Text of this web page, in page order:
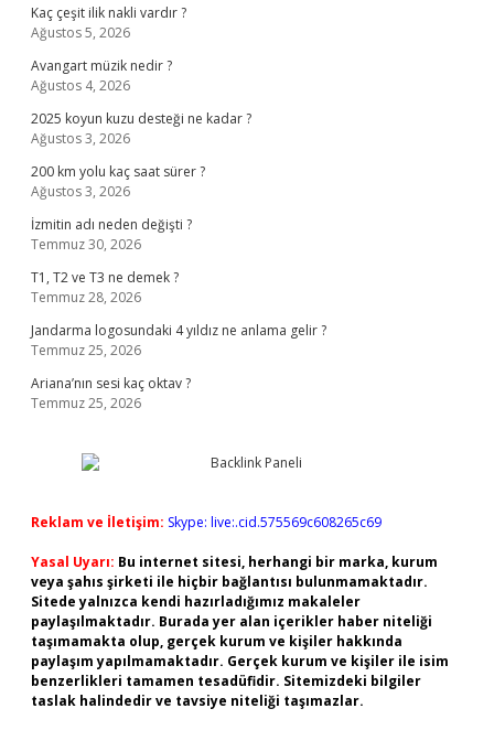
Kaç çeşit ilik nakli vardır ?
Ağustos 5, 2026
Avangart müzik nedir ?
Ağustos 4, 2026
2025 koyun kuzu desteği ne kadar ?
Ağustos 3, 2026
200 km yolu kaç saat sürer ?
Ağustos 3, 2026
İzmitin adı neden değişti ?
Temmuz 30, 2026
T1, T2 ve T3 ne demek ?
Temmuz 28, 2026
Jandarma logosundaki 4 yıldız ne anlama gelir ?
Temmuz 25, 2026
Ariana’nın sesi kaç oktav ?
Temmuz 25, 2026
Reklam ve İletişim: Skype: live:.cid.575569c608265c69
Yasal Uyarı: Bu internet sitesi, herhangi bir marka, kurum
veya şahıs şirketi ile hiçbir bağlantısı bulunmamaktadır.
Sitede yalnızca kendi hazırladığımız makaleler
paylaşılmaktadır. Burada yer alan içerikler haber niteliği
taşımamakta olup, gerçek kurum ve kişiler hakkında
paylaşım yapılmamaktadır. Gerçek kurum ve kişiler ile isim
benzerlikleri tamamen tesadüfidir. Sitemizdeki bilgiler
taslak halindedir ve tavsiye niteliği taşımazlar.